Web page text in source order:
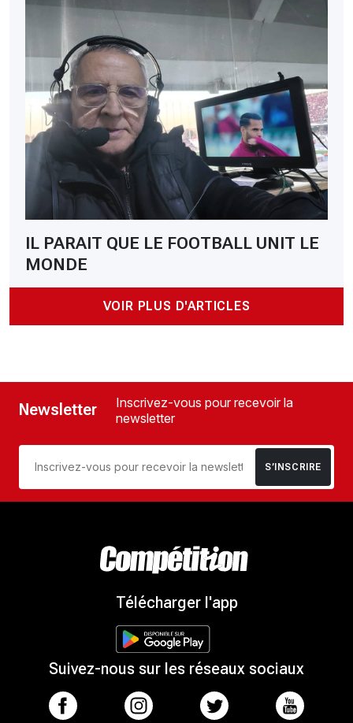
IL PARAIT QUE LE FOOTBALL UNIT LE
MONDE
VOIR PLUS D'ARTICLES
Newsletter
Inscrivez-vous pour recevoir la
newsletter
S’INSCRIRE
Télécharger l'app
Suivez-nous sur les réseaux sociaux